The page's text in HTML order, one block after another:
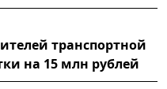
транспортной
на 15 млн рублей